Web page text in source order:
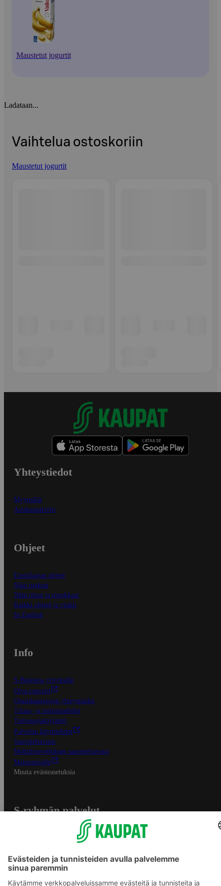
Maustetut jogurtit
Ladataan...
Vaihtelua ostoskoriin
Maustetut jogurtit
Yhteystiedot
Myymälät
Asiakaspalvelu
Ohjeet
Ensitilaajan ohjeet
Näin maksat
Näin tilaat ja muokkaat
Kaikki ohjeet ja vinkit
In English
Info
S-Business yrityksille
Oiva-raportit
Osuuskauppojen yhteystiedot
Tilaus- ja toimitusehdot
Tietosuojakäytäntö
Palvelun käyttöehdot
Saavutettavuus
Mobiilisovelluksen saavutettavuus
Mainostajalle
Muuta evästeasetuksia
S-ryhmän palvelut
Yhteishyvä Ruoka -sovellus
S-ostoslista -sovellus
Prisma.fi